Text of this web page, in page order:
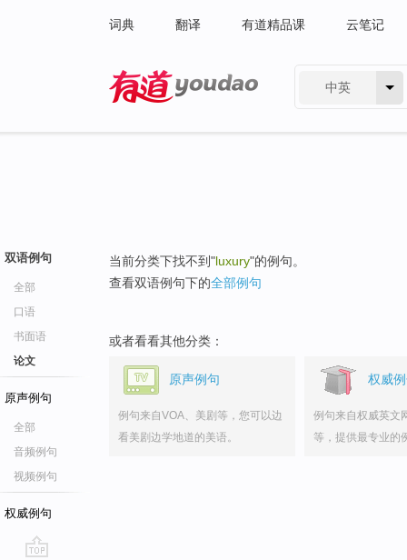
词典 翻译 有道精品课 云笔记
中英
双语例句
全部
口语
书面语
论文
原声例句
全部
音频例句
视频例句
权威例句
当前分类下找不到"luxury"的例句。
查看双语例句下的全部例句
或者看看其他分类：
原声例句
例句来自VOA、美剧等，您可以边
看美剧边学地道的美语。
权威
例句来自权威英文
等，提供最专业的